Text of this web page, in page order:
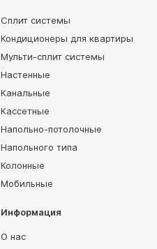
Сплит системы
Кондиционеры для квартиры
Мульти-сплит системы
Настенные
Канальные
Кассетные
Напольно-потолочные
Напольного типа
Колонные
Мобильные
Информация
О нас